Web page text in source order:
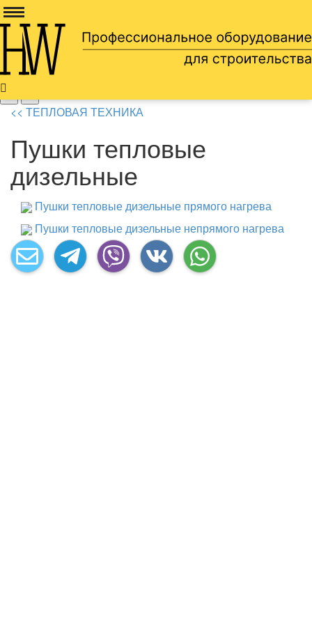
Доставка по всей россии
8 905 669 66 13
<< ТЕПЛОВАЯ ТЕХНИКА
Пушки тепловые
дизельные
Пушки тепловые дизельные прямого нагрева
Пушки тепловые дизельные непрямого нагрева